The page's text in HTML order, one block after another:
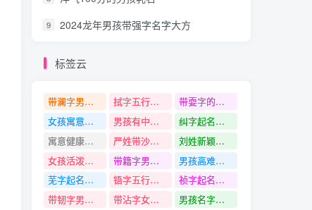
9 2024龙年男孩带强字名字大方
标签云
带澜字男孩名字 拭字五行是什么
带耍字的名字
女孩寓意非凡的名字
男孩有中国文化的名字
纠字起名寓意
寓意健康平安100分的男孩名字
严姓带沙字名字
刘姓新颖点的名字
女孩活泼的名字
带籍字男孩名字
男孩高难有涵养的名字
芜字起名寓意
铻字五行是什么
祯字起名寓意
带韧字男孩名字
带沾字女孩名字
男孩名字带有也字的属龙